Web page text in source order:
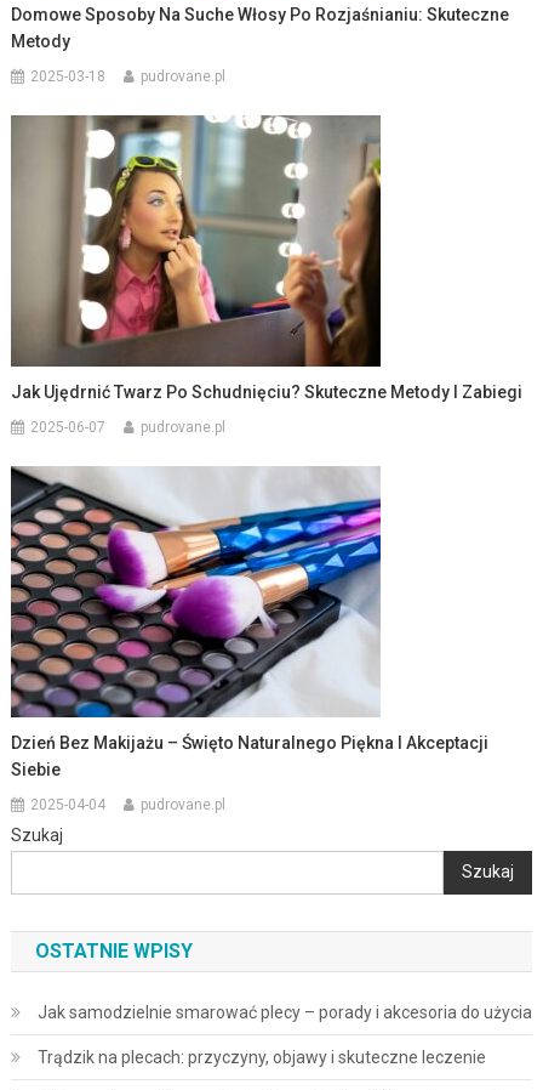
Domowe Sposoby Na Suche Włosy Po Rozjaśnianiu: Skuteczne
Metody
2025-03-18 pudrovane.pl
Jak Ujędrnić Twarz Po Schudnięciu? Skuteczne Metody I Zabiegi
2025-06-07 pudrovane.pl
Dzień Bez Makijażu – Święto Naturalnego Piękna I Akceptacji
Siebie
2025-04-04 pudrovane.pl
Szukaj
Szukaj
OSTATNIE WPISY
Jak samodzielnie smarować plecy – porady i akcesoria do użycia
Trądzik na plecach: przyczyny, objawy i skuteczne leczenie